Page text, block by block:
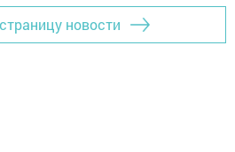
новости